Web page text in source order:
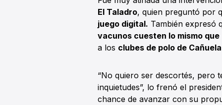
El Taladro, quien preguntó por
juego digital. También expresó
vacunos cuesten lo mismo
a los clubes de polo de
“No quiero ser descortés, pero
inquietudes”, lo frenó el
chance de avanzar con su